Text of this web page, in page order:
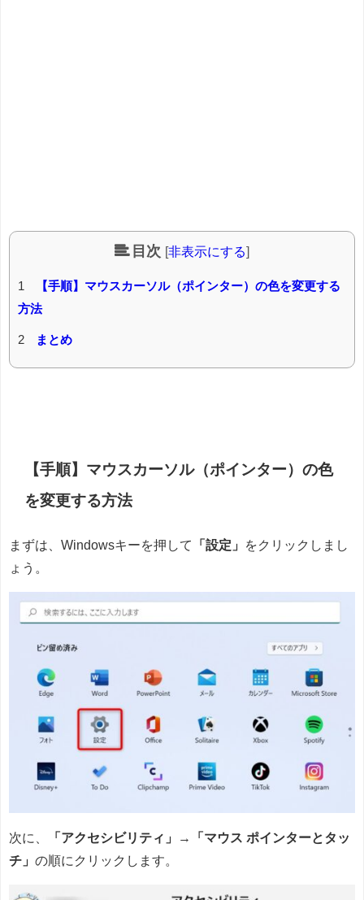
目次 [非表示にする]
1
【手順】マウスカーソル（ポインター）の色を変更する
方法
2 まとめ
【手順】マウスカーソル（ポインター）の色
を変更する方法
まずは、Windowsキーを押して 「設定」
をクリックしまし
ょう。
次に、 「アクセシビリティ」 →
「マウス ポインターとタッ
チ」 の順にクリックします。